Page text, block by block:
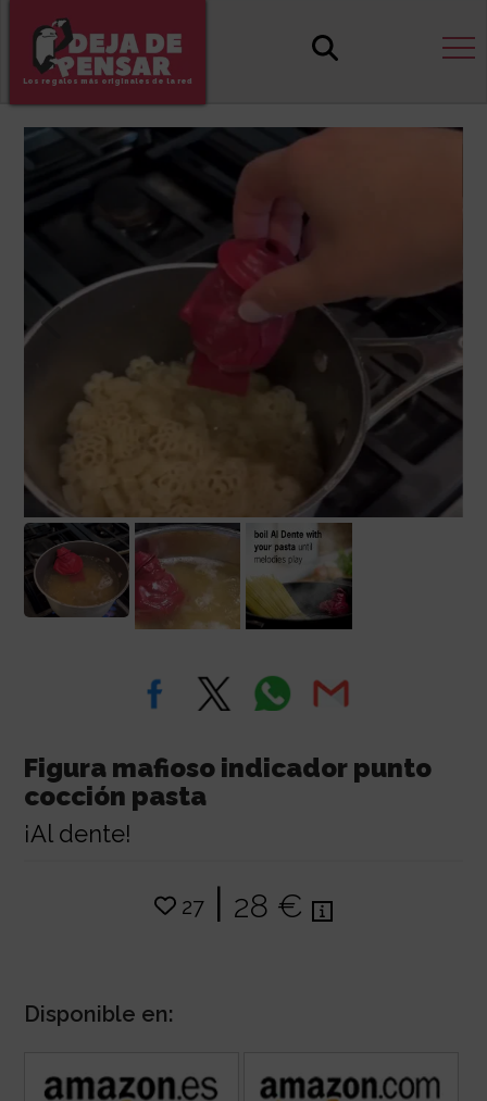
Los regalos más originales de la red
Figura mafioso indicador punto
cocción pasta
¡Al dente!
27| 28 €
Disponible en: